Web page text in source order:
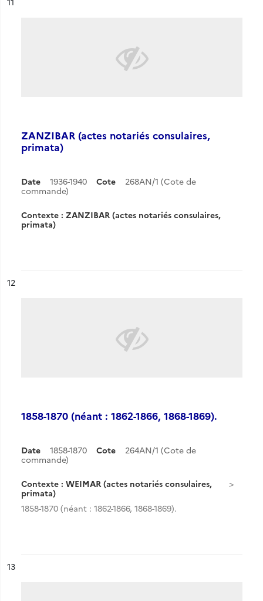
ZANZIBAR (actes notariés consulaires,
primata)
Date 1936-1940 Cote
268AN/1 (Cote de
commande)
Contexte : ZANZIBAR (actes notariés consulaires,
primata)
n°
12
1858-1870 (néant : 1862-1866, 1868-1869).
Date 1858-1870 Cote
264AN/1 (Cote de
commande)
Contexte : WEIMAR (actes notariés consulaires,
primata)
1858-1870 (néant : 1862-1866, 1868-1869).
n°
13